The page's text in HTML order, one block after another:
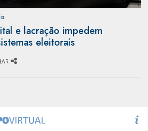
e lacração impedem
eleitorais